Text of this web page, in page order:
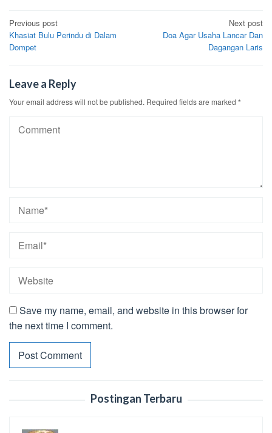
Post
navigation
Previous post
Khasiat Bulu Perindu di Dalam
Dompet
Next post
Doa Agar Usaha Lancar Dan
Dagangan Laris
Leave a Reply
Your email address will not be published. Required fields are marked *
Save my name, email, and website in this browser for
the next time I comment.
Postingan Terbaru